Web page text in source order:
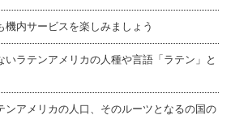
機内サービスを楽しみましょう
いラテンアメリカの人種や言語「ラテン」と
ンアメリカの人口、そのルーツとなるの国の